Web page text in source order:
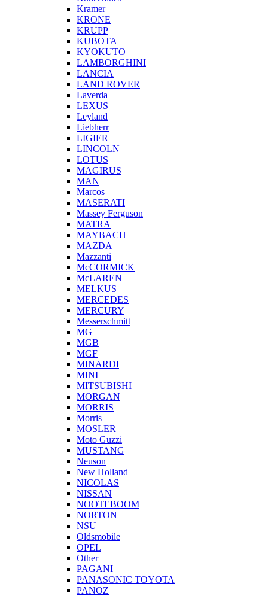
Kramer
KRONE
KRUPP
KUBOTA
KYOKUTO
LAMBORGHINI
LANCIA
LAND ROVER
Laverda
LEXUS
Leyland
Liebherr
LIGIER
LINCOLN
LOTUS
MAGIRUS
MAN
Marcos
MASERATI
Massey Ferguson
MATRA
MAYBACH
MAZDA
Mazzanti
McCORMICK
McLAREN
MELKUS
MERCEDES
MERCURY
Messerschmitt
MG
MGB
MGF
MINARDI
MINI
MITSUBISHI
MORGAN
MORRIS
Morris
MOSLER
Moto Guzzi
MUSTANG
Neuson
New Holland
NICOLAS
NISSAN
NOOTEBOOM
NORTON
NSU
Oldsmobile
OPEL
Other
PAGANI
PANASONIC TOYOTA
PANOZ